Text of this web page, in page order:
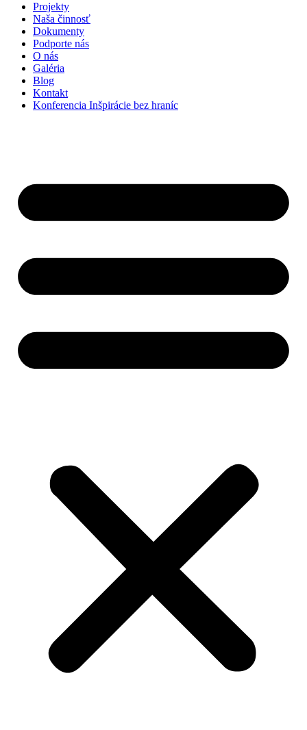
Projekty
Naša činnosť
Dokumenty
Podporte nás
O nás
Galéria
Blog
Kontakt
Konferencia Inšpirácie bez hraníc